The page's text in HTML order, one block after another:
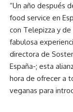
“Un año después
food service en
con Telepizza y
fabulosa
directora de
España-; esta
hora de ofrecer a
veganas para